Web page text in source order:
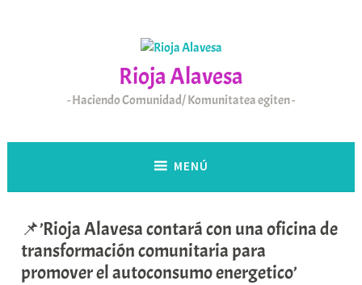
Rioja Alavesa
Haciendo Comunidad/ Komunitatea egiten
MENÚ
📌’Rioja Alavesa contará con una oficina de
transformación comunitaria para
promover el autoconsumo energetico’